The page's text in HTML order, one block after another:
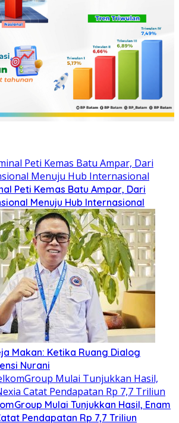
Peti Kemas Batu Ampar, Dari
Menuju Hub Internasional
Makan: Ketika Ruang Dialog
Nurani
Mulai Tunjukkan Hasil, Enam
Pendapatan Rp 7,7 Triliun